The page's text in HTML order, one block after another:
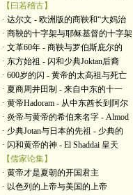
【曰若稽古】
· 达尔文 - 欧洲版的商鞅和“大妈治
· 商鞅的十字架与耶稣基督的十字架
· 文革60年 - 商鞅与罗伯斯庇尔的
· 东方始祖 - 闪和少典Joktan后裔
· 600岁的闪 - 黄帝的太高祖与死亡
· 夏商周井田制 - 来自中东的十一
· 黄帝Hadoram - 从中东酋长到阿尔
· 炎帝与黄帝的希伯来名字 - Almod
· 少典Jotan与日本的先祖 - 少典的
· 闪和黄帝的神 - El Shaddai 皇天
【儒家论集】
· 黄帝才是夏朝的开国君主
· 以色列的上帝与美国的上帝